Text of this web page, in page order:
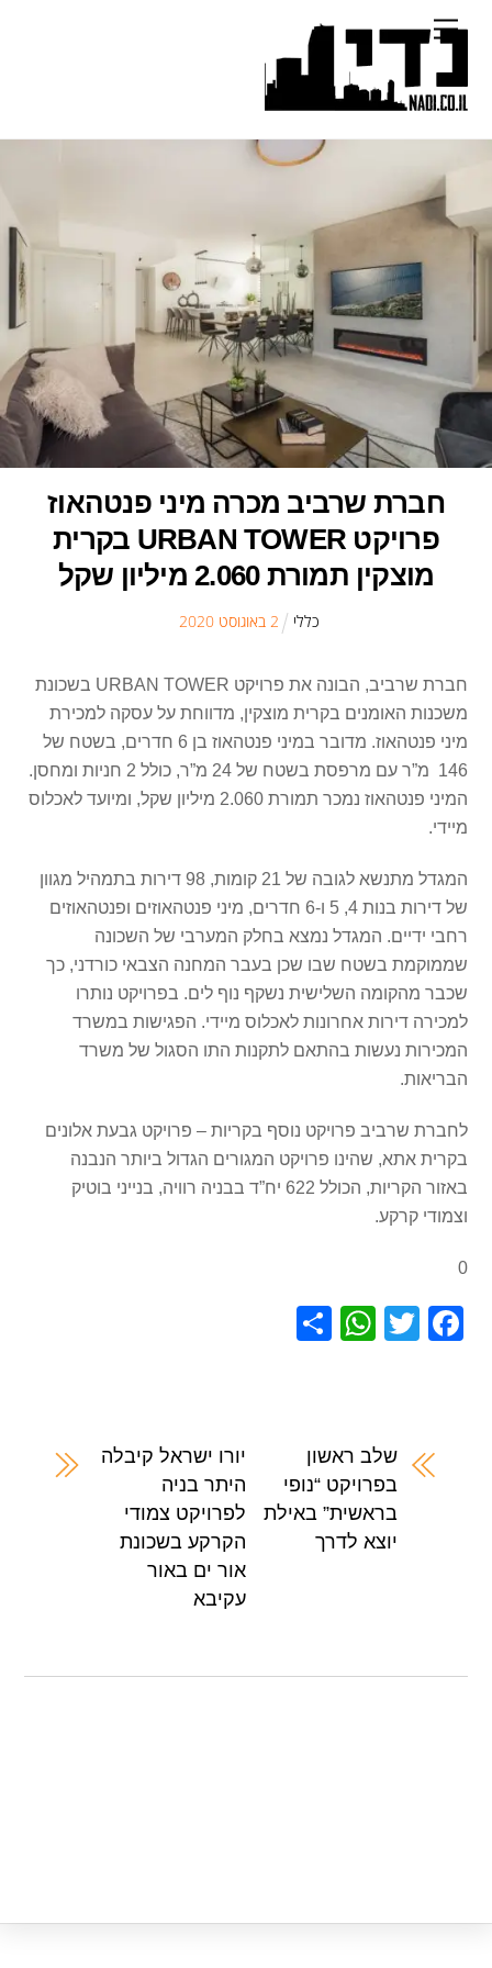
content
Menu
חברת שרביב מכרה מיני פנטהאוז
פרויקט URBAN TOWER בקרית
מוצקין תמורת 2.060 מיליון שקל
כללי 2 באוגוסט 2020
חברת שרביב, הבונה את פרויקט URBAN TOWER בשכונת
משכנות האומנים בקרית מוצקין, מדווחת על עסקה למכירת
מיני פנטהאוז. מדובר במיני פנטהאוז בן 6 חדרים, בשטח של
146 מ”ר עם מרפסת בשטח של 24 מ”ר, כולל 2 חניות ומחסן.
המיני פנטהאוז נמכר תמורת 2.060 מיליון שקל, ומיועד לאכלוס
מיידי.
המגדל מתנשא לגובה של 21 קומות, 98 דירות בתמהיל מגוון
של דירות בנות 4, 5 ו-6 חדרים, מיני פנטהאוזים ופנטהאוזים
רחבי ידיים. המגדל נמצא בחלק המערבי של השכונה
שממוקמת בשטח שבו שכן בעבר המחנה הצבאי כורדני, כך
שכבר מהקומה השלישית נשקף נוף לים. בפרויקט נותרו
למכירה דירות אחרונות לאכלוס מיידי. הפגישות במשרד
המכירות נעשות בהתאם לתקנות התו הסגול של משרד
הבריאות.
לחברת שרביב פרויקט נוסף בקריות – פרויקט גבעת אלונים
בקרית אתא, שהינו פרויקט המגורים הגדול ביותר הנבנה
באזור הקריות, הכולל 622 יח”ד בבניה רוויה, בנייני בוטיק
וצמודי קרקע.
0
F
b
T
W
A
p
p
שלב ראשון
בפרויקט “נופי
בראשית” באילת
יוצא לדרך
יורו ישראל קיבלה
היתר בניה
לפרויקט צמודי
הקרקע בשכונת
אור ים באור
עקיבא